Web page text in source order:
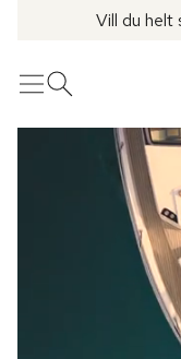
Vill du helt
MenyÖppna sök